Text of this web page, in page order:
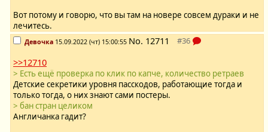
Вот потому и говорю, что вы там на новере совсем дураки и не
лечитесь.
Девочка 15.09.2022 (чт) 15:00:55 No. 12711
>>12710
> Есть ещё проверка по клик по капче, количество ретраев
Детские секретики уровня пасскодов, работающие тогда и
только тогда, о них знают сами постеры.
> бан стран целиком
Англичанка гадит?